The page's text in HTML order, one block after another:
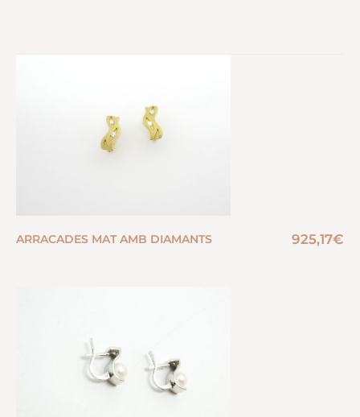
ARRACADES MAT AMB DIAMANTS 925,17€